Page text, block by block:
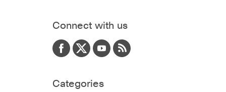
Connect with us
Categories